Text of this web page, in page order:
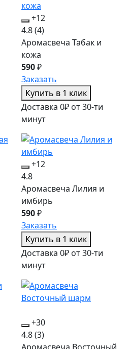
+12
4.8(4)
Аромасвеча Табак и
кожа
590₽
Заказать
Купить в 1 клик
Доставка 0₽ от 30-ти
минут
+12
4.8
Аромасвеча Лилия и
имбирь
590₽
Заказать
Купить в 1 клик
Доставка 0₽ от 30-ти
минут
+30
4.8(3)